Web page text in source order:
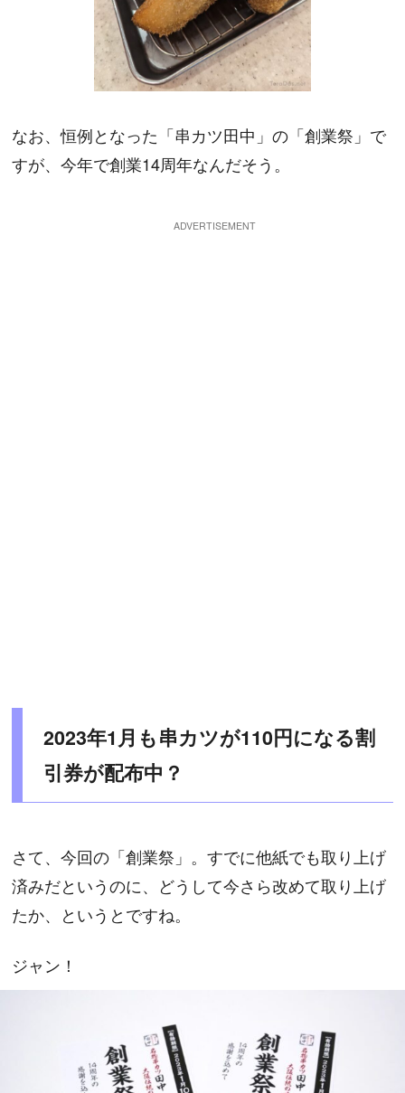
なお、恒例となった「串カツ田中」の「創業祭」で
すが、今年で創業14周年なんだそう。
2023年1月も串カツが110円になる割
引券が配布中？
さて、今回の「創業祭」。すでに他紙でも取り上げ
済みだというのに、どうして今さら改めて取り上げ
たか、というとですね。
ジャン！